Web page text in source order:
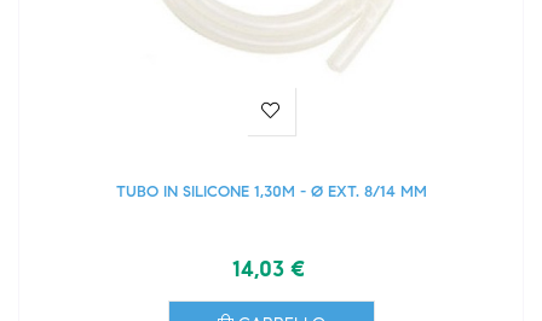
TUBO IN SILICONE 1,30M - Ø EXT. 8/14 MM
14,03 €